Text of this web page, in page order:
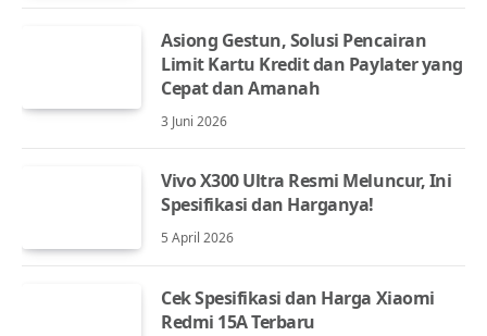
Asiong Gestun, Solusi Pencairan
Limit Kartu Kredit dan Paylater yang
Cepat dan Amanah
3 Juni 2026
Vivo X300 Ultra Resmi Meluncur, Ini
Spesifikasi dan Harganya!
5 April 2026
Cek Spesifikasi dan Harga Xiaomi
Redmi 15A Terbaru